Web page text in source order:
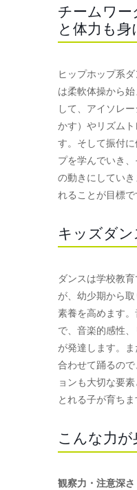
チームワ
と体力も身
ヒップホップ系
は柔軟体操から
して、アイソレ
かす）やリズム
す。そして振付
プを学んでいき
の動きにしてい
れることが目標で
キッズダ
ダンスは学校教
が、幼少期から
素養を高めます
で、音楽的感性
が発達します。
合わせて踊るの
ョンも大切な要
とれる子が育ちま
こんな力
観察力・注意深さ